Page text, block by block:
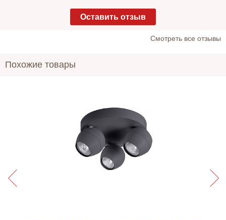
Оставить отзыв
Cмотреть все отзывы
Похожие товары